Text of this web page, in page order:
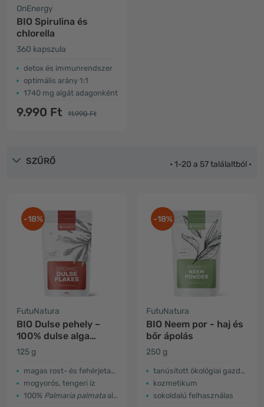
OnEnergy
BIO Spirulina és
chlorella
360 kapszula
detox és immunrendszer
optimális arány 1:1
1740 mg algát adagonként
9.990 Ft 11.990 Ft
SZŰRŐ • 1-20 a 57 találaltból •
-18%
FutuNatura
BIO Dulse pehely –
100% dulse alga
levelek
125 g
magas rost- és fehérjetartalom
mogyorós, tengeri íz
100% Palmaria palmataalga levelek
-18%
FutuNatura
BIO Neem por - haj és
bőr ápolás
250 g
tanúsított ökológiai gazdálkodásból
kozmetikum
sokoldalú felhasználas